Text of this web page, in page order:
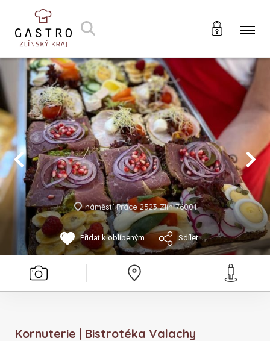
náměstí Práce 2523 Zlín 76001
Přidat k oblíbeným Sdílet
Kornuterie | Bistrotéka Valachy